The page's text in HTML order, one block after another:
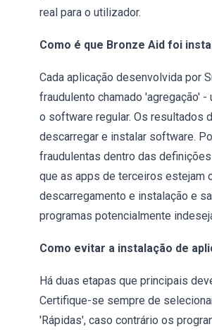
real para o utilizador.
Como é que Bronze Aid foi
Cada aplicação desenvolvida por
fraudulento chamado 'agregação'
o software regular. Os resultados
descarregar e instalar software.
fraudulentas dentro das
que as apps de terceiros estejam
descarregamento e instalação e
programas potencialmente
Como evitar a instalação de
Há duas etapas que principais
Certifique-se sempre de
'Rápidas', caso contrário os